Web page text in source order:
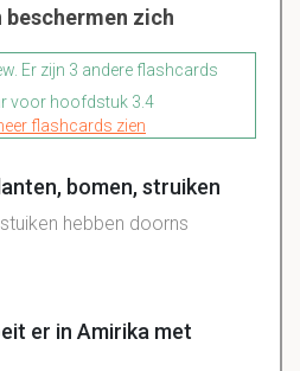
beschermen zich
Er zijn 3 andere flashcards
voor hoofdstuk 3.4
flashcards zien
bomen, struiken
hebben doorns
er in Amirika met